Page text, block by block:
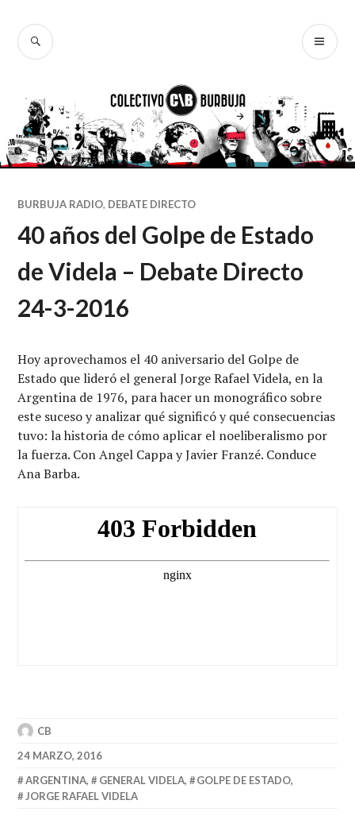
contenido
BUSCAR
BURBUJA RADIO, DEBATE DIRECTO
40 años del Golpe de Estado
de Videla – Debate Directo
24-3-2016
Hoy aprovechamos el 40 aniversario del Golpe de
Estado que lideró el general Jorge Rafael Videla, en la
Argentina de 1976, para hacer un monográfico sobre
este suceso y analizar qué significó y qué consecuencias
tuvo: la historia de cómo aplicar el noeliberalismo por
la fuerza. Con Angel Cappa y Javier Franzé. Conduce
Ana Barba.
CB
24 MARZO, 2016
ARGENTINA, GENERAL VIDELA, GOLPE DE ESTADO,
JORGE RAFAEL VIDELA